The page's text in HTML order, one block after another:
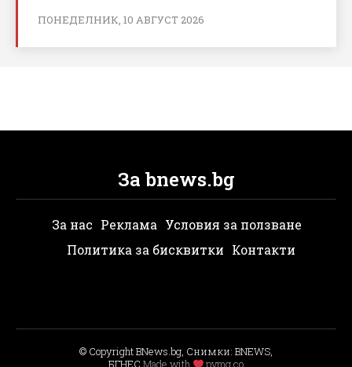
ПОНЕДЕЛНИК, 10 АВГУСТ 2026
За bnews.bg
За нас Реклама Условия за ползване
Политика за бисквитки Контакти
© Copyright BNews.bg, Снимки: BNEWS,
БГНЕС Мade with pvmg.co